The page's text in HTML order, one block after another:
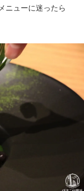
ニューに迷ったら